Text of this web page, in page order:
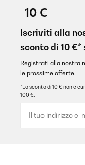
-10 €
Iscriviti alla
sconto di 10
Registrati alla nostra
le prossime offerte.
*Lo sconto di 10 € non è
100 €.